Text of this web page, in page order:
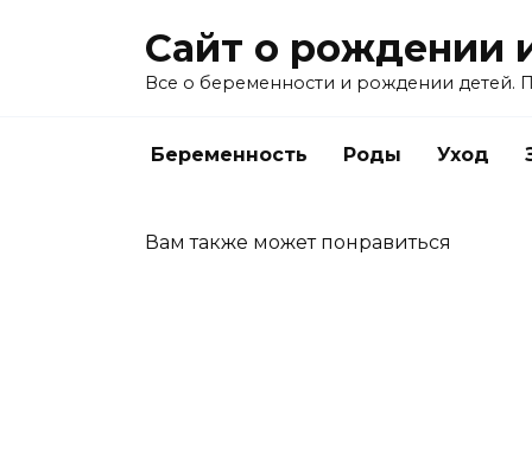
Сайт о рождении
Все о беременности и рождении детей.
Беременность Роды Уход
Вам также может понравиться